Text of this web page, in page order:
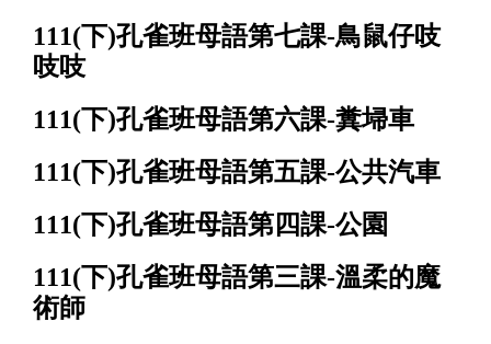
111(下)孔雀班母語第七課-鳥鼠仔吱
吱吱
111(下)孔雀班母語第六課-糞埽車
111(下)孔雀班母語第五課-公共汽車
111(下)孔雀班母語第四課-公園
111(下)孔雀班母語第三課-溫柔的魔
術師